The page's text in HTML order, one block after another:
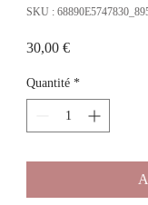
SKU :
30,00 €Prix
Quantité *